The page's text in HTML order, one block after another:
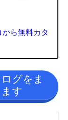
ら無料カタ
グをま
す